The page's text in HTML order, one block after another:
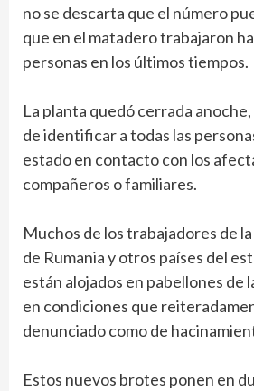
no se descarta que el número
que en el matadero trabajaron
personas en los últimos tiempos.
La planta quedó cerrada
de identificar a todas las
estado en contacto con los
compañeros o familiares.
Muchos de los trabajadores de
de Rumania y otros países del
están alojados en pabellones de
en condiciones que
denunciado como de
Estos nuevos brotes ponen en